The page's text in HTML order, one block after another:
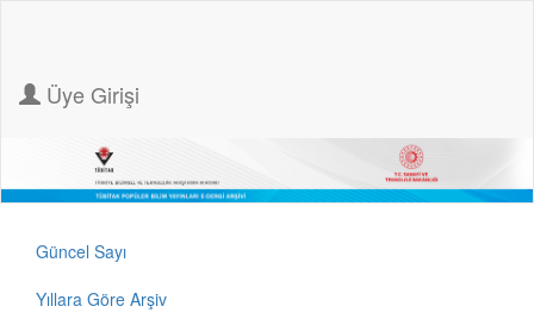
Üye Girişi
Güncel Sayı
Yıllara Göre Arşiv